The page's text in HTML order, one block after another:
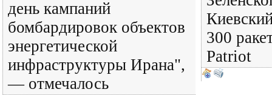
день кампаний
бомбардировок объектов
энергетической
инфраструктуры Ирана",
— отмечалось
300
Patriot